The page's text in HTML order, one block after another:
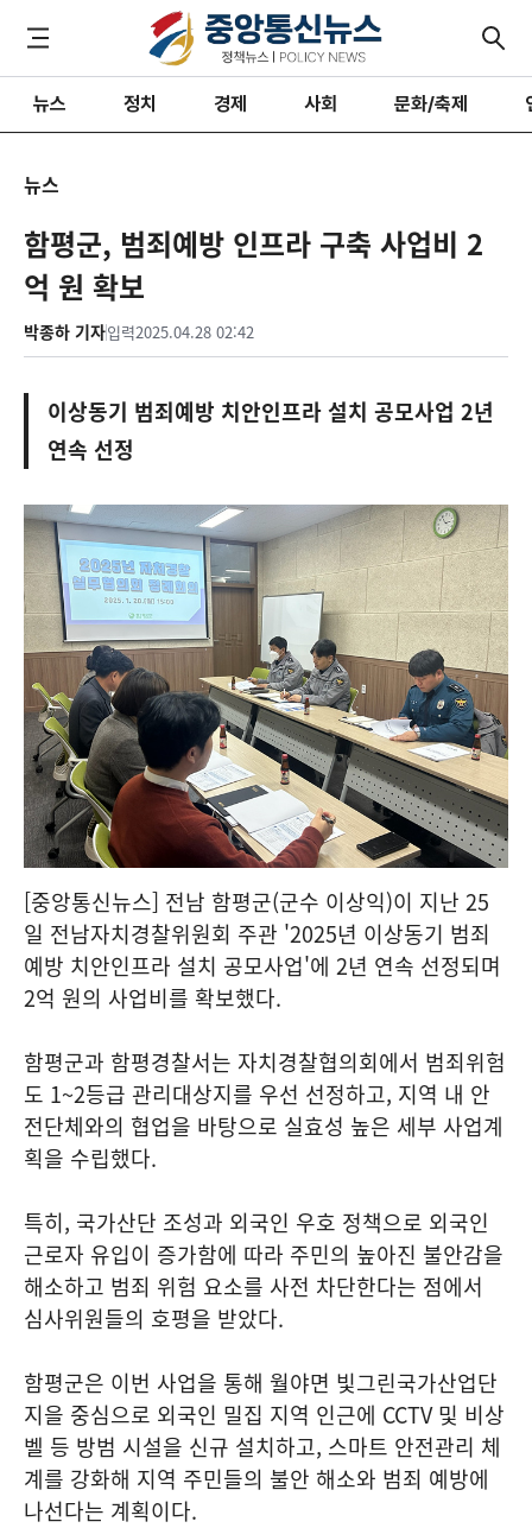
뉴스 정치 경제 사회 문화/축제
뉴스
함평군, 범죄예방 인프라 구축 사업비 2
억 원 확보
박종하 기자입력2025.04.28 02:42
이상동기 범죄예방 치안인프라 설치 공모사업 2년
연속 선정
[중앙통신뉴스] 전남 함평군(군수 이상익)이 지난 25
일 전남자치경찰위원회 주관 '2025년 이상동기 범죄
예방 치안인프라 설치 공모사업'에 2년 연속 선정되며
2억 원의 사업비를 확보했다.
함평군과 함평경찰서는 자치경찰협의회에서 범죄위험
도 1~2등급 관리대상지를 우선 선정하고, 지역 내 안
전단체와의 협업을 바탕으로 실효성 높은 세부 사업계
획을 수립했다.
특히, 국가산단 조성과 외국인 우호 정책으로 외국인
근로자 유입이 증가함에 따라 주민의 높아진 불안감을
해소하고 범죄 위험 요소를 사전 차단한다는 점에서
심사위원들의 호평을 받았다.
함평군은 이번 사업을 통해 월야면 빛그린국가산업단
지을 중심으로 외국인 밀집 지역 인근에 CCTV 및 비상
벨 등 방범 시설을 신규 설치하고, 스마트 안전관리 체
계를 강화해 지역 주민들의 불안 해소와 범죄 예방에
나선다는 계획이다.